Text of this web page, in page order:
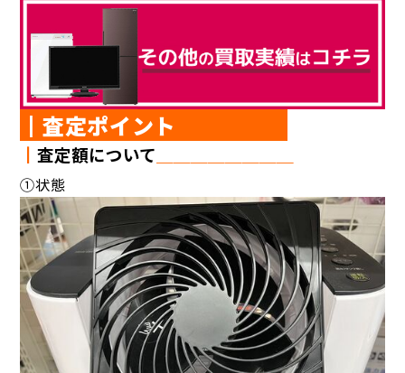
┃査定ポイント
┃査定額について
①状態